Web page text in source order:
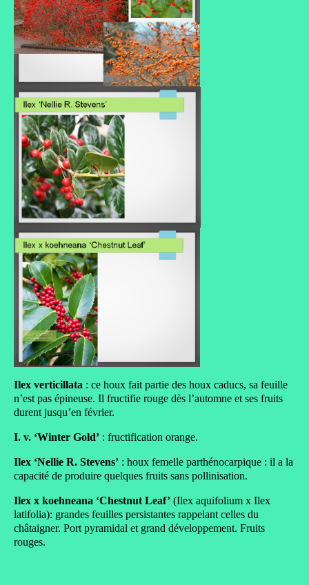
Qui sommes-nous ?
Annonces
Ilex verticillata : ce houx fait partie des houx caducs, sa feuille
n’est pas épineuse. Il fructifie rouge dès l’automne et ses fruits
durent jusqu’en février.
I. v. ‘Winter Gold’ : fructification orange.
Ilex ‘Nellie R. Stevens’ : houx femelle parthénocarpique : il a la
capacité de produire quelques fruits sans pollinisation.
Ilex x koehneana ‘Chestnut Leaf’ (Ilex aquifolium x Ilex
latifolia): grandes feuilles persistantes rappelant celles du
châtaigner. Port pyramidal et grand développement. Fruits
rouges.